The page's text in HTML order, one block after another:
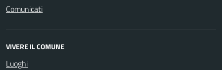
Comunicati
VIVERE IL COMUNE
Luoghi